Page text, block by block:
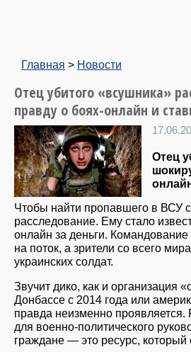
Главная > Новости
Отец убитого «всушника»
правду о боях-онлайн и
Отец
Чтобы найти пропавшего в ВСУ
расследование. Ему стало
онлайн за деньги.
на поток, а зрители со всего
украинских солдат.
Звучит дико, как и организация
Донбассе с 2014 года или
правда неизменно проявляется.
для военно-политического
граждане — это ресурс,